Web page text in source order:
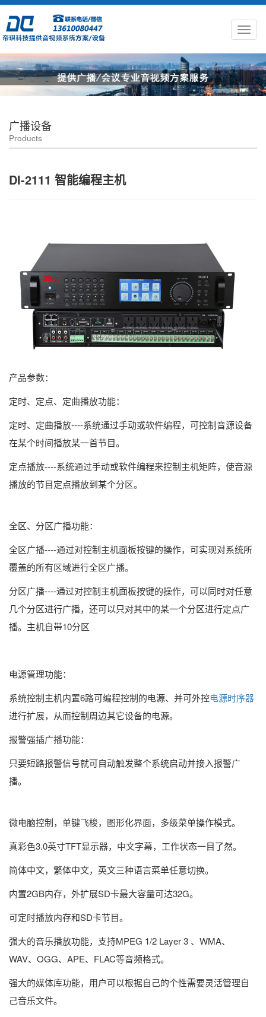
广播设备
Products
DI-2111 智能编程主机
产品参数：
定时、定点、定曲播放功能：
定时、定曲播放----系统通过手动或软件编程，可控制音源设备
在某个时间播放某一首节目。
定点播放----系统通过手动或软件编程来控制主机矩阵，使音源
播放的节目定点播放到某个分区。
全区、分区广播功能：
全区广播----通过对控制主机面板按键的操作，可实现对系统所
覆盖的所有区域进行全区广播。
分区广播----通过对控制主机面板按键的操作，可以同时对任意
几个分区进行广播，还可以只对其中的某一个分区进行定点广
播。主机自带10分区
电源管理功能：
系统控制主机内置6路可编程控制的电源、并可外控电源时序器
进行扩展，从而控制周边其它设备的电源。
报警强插广播功能：
只要短路报警信号就可自动触发整个系统启动并接入报警广
播。
微电脑控制，单键飞梭，图形化界面，多级菜单操作模式。
真彩色3.0英寸TFT显示器，中文字幕，工作状态一目了然。
简体中文，繁体中文，英文三种语言菜单任意切换。
内置2GB内存，外扩展SD卡最大容量可达32G。
可定时播放内存和SD卡节目。
强大的音乐播放功能，支持MPEG 1/2 Layer 3 、WMA、
WAV、OGG、APE、FLAC等音频格式。
强大的媒体库功能，用户可以根据自己的个性需要灵活管理自
己音乐文件。